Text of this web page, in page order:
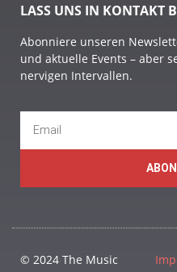
LASS UNS IN KONTAKT
Abonniere unseren
und aktuelle Events – aber
nervigen Intervallen.
© 2024 The Music